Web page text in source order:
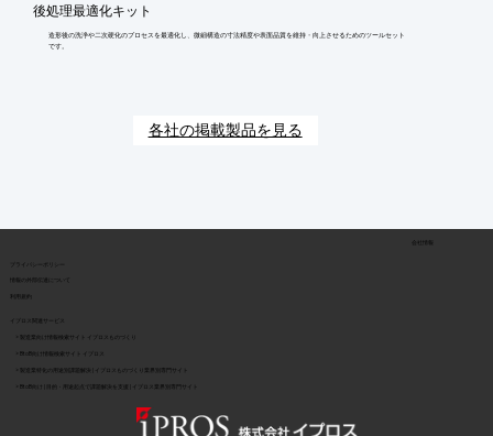
後処理最適化キット
造形後の洗浄や二次硬化のプロセスを最適化し、微細構造の寸法精度や表面品質を維持・向上させるためのツールセット
です。
各社の掲載製品を見る
​情報の外部伝達について
会社情報
イプロス関連サービス
> 製造業向け情報検索サイト イプロスものづくり
> BtoB向け | 目的・用途起点で課題解決を支援 | イプロス業界別専門サイト
> BtoB向け情報検索サイト イプロス
> 製造業特化の用途別課題解決 | イプロスものづくり業界別専門サイト